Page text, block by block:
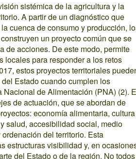
sistémica de la agricultura y la
A partir de un diagnóstico que
cuenca de consumo y producción,
un proyecto común que se
de acciones. De este modo, permite
locales para responder a los retos
estos proyectos territoriales
Estado cuando cumplen los
Nacional de Alimentación (PNA) (2).
de actuación, que se abordan de
economía alimentaria,
salud, accesibilidad social, medio
del territorio. Esta
estructuras visibilidad y, en
del Estado o de la región. No todos